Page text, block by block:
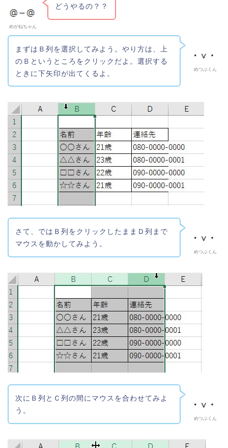
めがねちゃん
どうやるの？？
めつぶくん
まずはＢ列を選択してみよう。やり方は、上
のＢというところをクリックだよ。選択する
ときに下矢印が出てくるよ。
めつぶくん
さて、ではＢ列をクリックしたままＤ列まで
マウスを動かしてみよう。
めつぶくん
次にＢ列とＣ列の間にマウスを合わせてみよ
う。